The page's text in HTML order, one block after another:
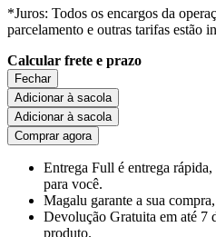
*Juros: Todos os encargos da
parcelamento e outras tarifas estão
Calcular frete e prazo
Fechar
Adicionar à sacola
Adicionar à sacola
Comprar agora
Entrega Full é entrega
para você.
Magalu garante a sua
Devolução Gratuita em até 7
produto.